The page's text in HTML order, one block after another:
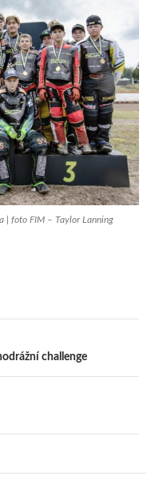
| foto FIM – Taylor Lanning
challenge